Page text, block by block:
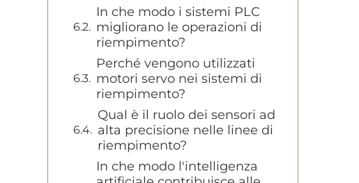
In che modo i sistemi PLC
migliorano le operazioni di
riempimento?
Perché vengono utilizzati
motori servo nei sistemi di
riempimento?
Qual è il ruolo dei sensori ad
alta precisione nelle linee di
riempimento?
In che modo l'intelligenza